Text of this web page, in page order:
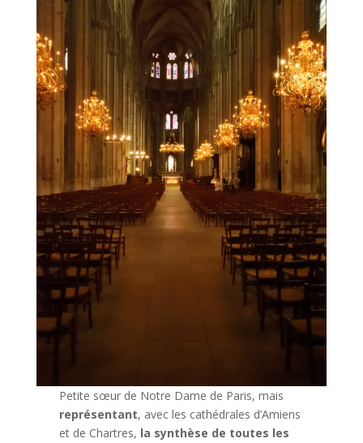
Petite sœur de Notre Dame de Paris, mais
représentant, avec les cathédrales d’Amiens
et de Chartres, la synthèse de toutes les